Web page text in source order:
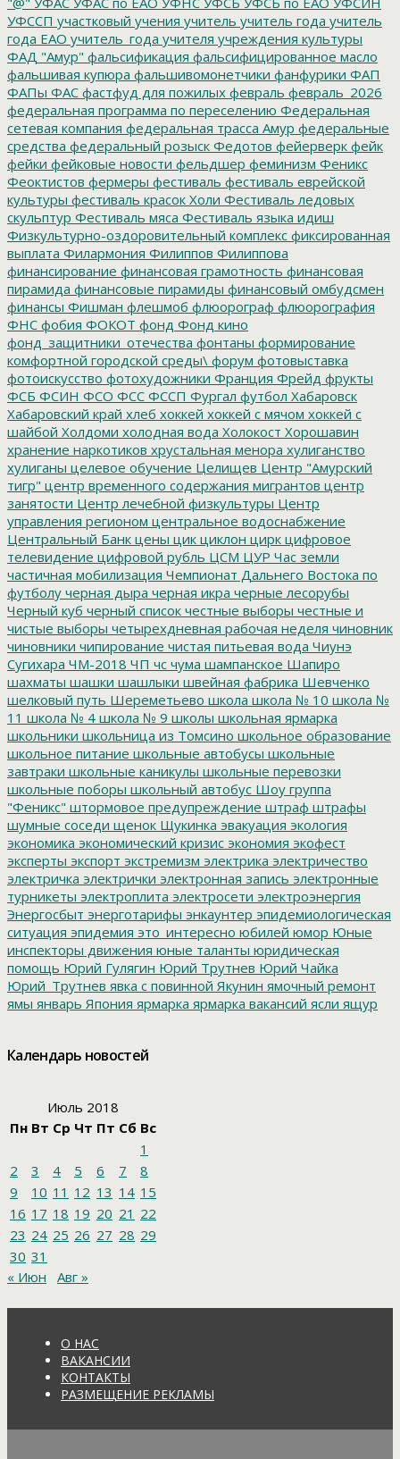
УФССП участковый учения учитель учитель года учитель
года ЕАО учитель_года учителя учреждения культуры
ФАД "Амур" фальсификация фальсифицированное масло
фальшивая купюра фальшивомонетчики фанфурики ФАП
ФАПы ФАС фастфуд для пожилых февраль февраль_2026
федеральная программа по переселению Федеральная
сетевая компания федеральная трасса Амур федеральные
средства федеральный розыск Федотов фейерверк фейк
фейки фейковые новости фельдшер феминизм Феникс
Феоктистов фермеры фестиваль фестиваль еврейской
культуры фестиваль красок Холи Фестиваль ледовых
скульптур Фестиваль мяса Фестиваль языка идиш
Физкультурно-оздоровительный комплекс фиксированная
выплата Филармония Филиппов Филиппова
финансирование финансовая грамотность финансовая
пирамида финансовые пирамиды финансовый омбудсмен
финансы Фишман флешмоб флюорограф флюорография
ФНС фобия ФОКОТ фонд Фонд кино
фонд_защитники_отечества фонтаны формирование
комфортной городской среды\ форум фотовыставка
фотоискусство фотохудожники Франция Фрейд фрукты
ФСБ ФСИН ФСО ФСС ФССП Фургал футбол Хабаровск
Хабаровский край хлеб хоккей хоккей с мячом хоккей с
шайбой Холдоми холодная вода Холокост Хорошавин
хранение наркотиков хрустальная менора хулиганство
хулиганы целевое обучение Целищев Центр "Амурский
тигр" центр временного содержания мигрантов центр
занятости Центр лечебной физкультуры Центр
управления регионом центральное водоснабжение
Центральный Банк цены цик циклон цирк цифровое
телевидение цифровой рубль ЦСМ ЦУР Час земли
частичная мобилизация Чемпионат Дальнего Востока по
футболу черная дыра черная икра черные лесорубы
Черный куб черный список честные выборы честные и
чистые выборы четырехдневная рабочая неделя чиновник
чиновники чипирование чистая питьевая вода Чиунэ
Сугихара ЧМ-2018 ЧП чс чума шампанское Шапиро
шахматы шашки шашлыки швейная фабрика Шевченко
шелковый путь Шереметьево школа школа № 10 школа №
11 школа № 4 школа № 9 школы школьная ярмарка
школьники школьница из Томсино школьное образование
школьное питание школьные автобусы школьные
завтраки школьные каникулы школьные перевозки
школьные поборы школьный автобус Шоу группа
"Феникс" штормовое предупреждение штраф штрафы
шумные соседи щенок Щукинка эвакуация экология
экономика экономический кризис экономия экофест
эксперты экспорт экстремизм электрика электричество
электричка электрички электронная запись электронные
турникеты электроплита электросети электроэнергия
Энергосбыт энерготарифы энкаунтер эпидемиологическая
ситуация эпидемия это_интересно юбилей юмор Юные
инспекторы движения юные таланты юридическая
помощь Юрий Гулягин Юрий Трутнев Юрий Чайка
Юрий_Трутнев явка с повинной Якунин ямочный ремонт
ямы январь Япония ярмарка ярмарка вакансий ясли ящур
Календарь новостей
Июль 2018
Пн Вт Ср Чт Пт Сб Вс
1
2
3 4 5 6 7
8
9
10 11 12 13 14 15
16 17 18 19 20 21 22
23 24 25 26 27 28 29
30 31
« Июн
Авг »
О НАС
ВАКАНСИИ
КОНТАКТЫ
РАЗМЕЩЕНИЕ РЕКЛАМЫ